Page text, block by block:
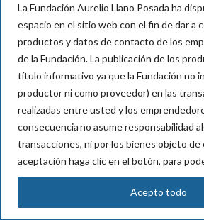
La Fundación Aurelio Llano Posada ha
espacio en el sitio web con el fin de dar a
productos y datos de contacto de los
de la Fundación.La publicación de los
título informativo ya que la Fundación no
productor ni como proveedor) en las
realizadas entre usted y los
consecuenciano asume responsabilidad
transacciones, ni por los bienes objeto de
aceptación haga clic en el botón, para
Acepto todo
Nombre*:
Mail*:
Acepto su política de tratamiento de